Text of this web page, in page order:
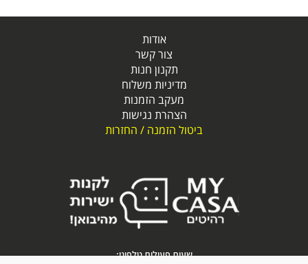
אודות
צור קשר
תקנון חנות
מדיניות משלוח
מעקב הזמנות
הצהרת נגישות
ביטול הזמנה / החזרות
שעות פעילות טלפוני: